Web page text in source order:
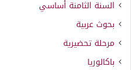
السنة الثامنة أساسي
بحوث عربية
مرحلة تحضيرية
باكالوريا